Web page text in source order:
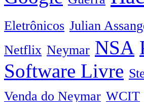
Eletrônicos Julian
Netflix Neymar NSA
Software Livre
Venda do Neymar WCIT